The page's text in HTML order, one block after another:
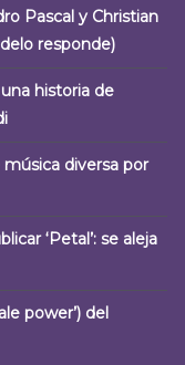
Pascal y Christian
responde)
historia de
diversa por
‘Petal’: se aleja
power’) del